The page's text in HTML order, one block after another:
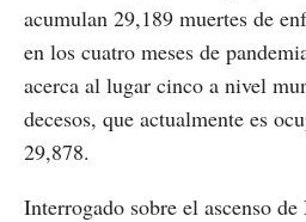
acumulan 29,189 muertes de
en los cuatro meses de
acerca al lugar cinco a nivel
decesos, que actualmente es
29,878.
Interrogado sobre el ascenso